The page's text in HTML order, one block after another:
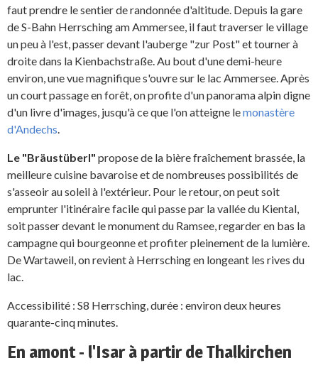
faut prendre le sentier de randonnée d'altitude. Depuis la gare
de S-Bahn Herrsching am Ammersee, il faut traverser le village
un peu à l'est, passer devant l'auberge "zur Post" et tourner à
droite dans la Kienbachstraße. Au bout d'une demi-heure
environ, une vue magnifique s'ouvre sur le lac Ammersee. Après
un court passage en forêt, on profite d'un panorama alpin digne
d'un livre d'images, jusqu'à ce que l'on atteigne lemonastère
d'Andechs
Le "Bräustüberl" propose de la bière fraîchement brassée, la
meilleure cuisine bavaroise et de nombreuses possibilités de
s'asseoir au soleil à l'extérieur. Pour le retour, on peut soit
emprunter l'itinéraire facile qui passe par la vallée du Kiental,
soit passer devant le monument du Ramsee, regarder en bas la
campagne qui bourgeonne et profiter pleinement de la lumière.
De Wartaweil, on revient à Herrsching en longeant les rives du
lac.
Accessibilité : S8 Herrsching, durée : environ deux heures
quarante-cinq minutes.
En amont - l'Isar à partir de Thalkirchen